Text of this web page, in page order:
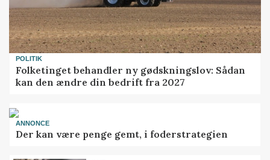
POLITIK
Folketinget behandler ny gødskningslov: Sådan
kan den ændre din bedrift fra 2027
ANNONCE
Der kan være penge gemt, i foderstrategien